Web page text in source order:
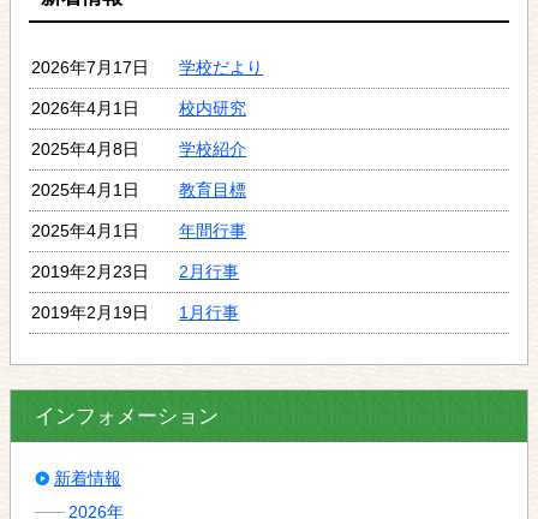
2026年7月17日 学校だより
2026年4月1日 校内研究
2025年4月8日 学校紹介
2025年4月1日 教育目標
2025年4月1日 年間行事
2019年2月23日 2月行事
2019年2月19日 1月行事
インフォメーション
新着情報
2026年